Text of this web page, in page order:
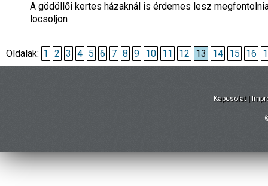
A gödöllői kertes házaknál is érdemes lesz
locsoljon
Oldalak: 1 2 3 4 5 6 7 8 9 10 11 12 13 14 15 16
Kapcsolat |